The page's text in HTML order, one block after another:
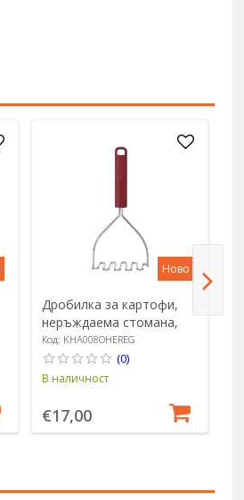
Ново
Дробилка за картофи,
неръждаема стомана,
25.5 см, "Classic", Empire
Red - KitchenAid
Код: KHA008OHEREG
(0)
В наличност
€17,00